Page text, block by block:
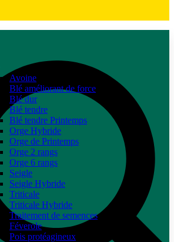
Avoine
Blé améliorant de force
Blé dur
Blé tendre
Blé tendre Printemps
Orge Hybride
Orge de Printemps
Orge 2 rangs
Orge 6 rangs
Seigle
Seigle Hybride
Triticale
Triticale Hybride
Traitement de semences
Féverole
Pois protéagineux